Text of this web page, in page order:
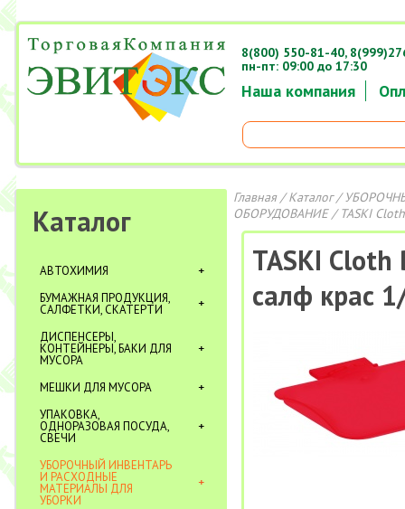
Наша компания
8(800) 550-81-40,
пн-пт: 09:00 до 17:30
Каталог
АВТОХИМИЯ
БУМАЖНАЯ ПРОДУКЦИЯ,
САЛФЕТКИ, СКАТЕРТИ
ДИСПЕНСЕРЫ,
КОНТЕЙНЕРЫ, БАКИ ДЛЯ
МУСОРА
МЕШКИ ДЛЯ МУСОРА
УПАКОВКА,
ОДНОРАЗОВАЯ ПОСУДА,
СВЕЧИ
УБОРОЧНЫЙ ИНВЕНТАРЬ
И РАСХОДНЫЕ
МАТЕРИАЛЫ ДЛЯ
УБОРКИ
Главная/Каталог/
ОБОРУДОВАНИЕ/ TASKI
TASKI
салф крас